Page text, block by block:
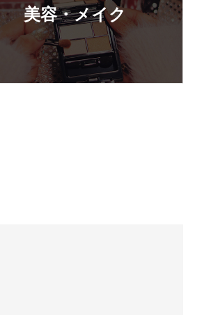
美容・メイク